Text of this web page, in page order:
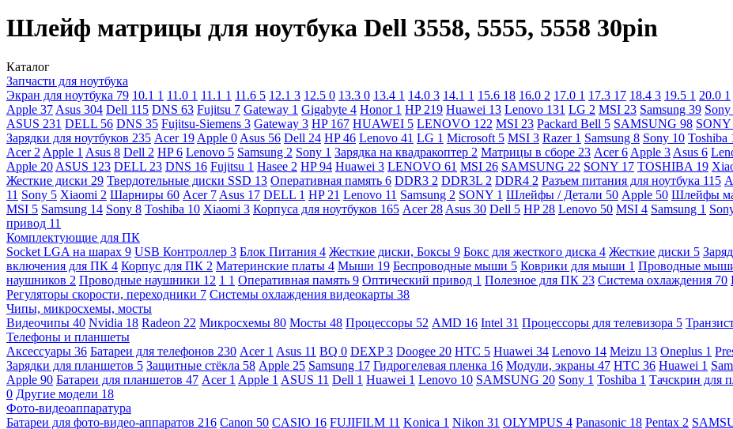
Шлейф матрицы для ноутбука Dell 3558, 5555, 5558 30pin
Каталог
Запчасти для ноутбука
Экран для ноутбука 79 10.1 1 11.0 1 11.1 1 11.6 5 12.1 3 12.5 0 13.3 0 13.4 1 14.0 3 14.1 1 15.6 18 16.0 2 17.0 1 17.3 17 18.4 3 19.5 1 20.0 1
Apple 37 Asus 304 Dell 115 DNS 63 Fujitsu 7 Gateway 1 Gigabyte 4 Honor 1 HP 219 Huawei 13 Lenovo 131 LG 2 MSI 23 Samsung 39 Sony
ASUS 231 DELL 56 DNS 35 Fujitsu-Siemens 3 Gateway 3 HP 167 HUAWEI 5 LENOVO 122 MSI 23 Packard Bell 5 SAMSUNG 98 SONY
Зарядки для ноутбуков 235 Acer 19 Apple 0 Asus 56 Dell 24 HP46 Lenovo 41 LG 1 Microsoft 5 MSI 3 Razer 1 Samsung 8 Sony 10 Toshiba
Acer 2 Apple 1 Asus 8 Dell 2 HP6 Lenovo 5 Samsung 2 Sony 1 Зарядка на квадракоптер 2 Матрицы в сборе 23 Acer6 Apple 3 Asus 6
Apple 20 ASUS 123 DELL 23 DNS 16 Fujitsu 1 Hasee 2 HP94 Huawei 3 LENOVO 61 MSI 26 SAMSUNG 22 SONY 17 TOSHIBA 19
Жесткие диски 29 Твердотельные диски SSD 13 Оперативная память 6 DDR3 2 DDR3L 2 DDR4 2 Разъем питания для ноутбука 115
11 Sony 5 Xiaomi 2 Шарниры 60 Acer 7 Asus 17 DELL 1 HP 21 Lenovo 11 Samsung 2 SONY 1 Шлейфы / Детали 50 Apple 50 Шлейфы
MSI 5 Samsung 14 Sony 8 Toshiba 10 Xiaomi 3 Корпуса для ноутбуков 165 Acer 28 Asus 30 Dell 5 HP 28 Lenovo 50 MSI 4 Samsung 1
привод 11
Комплектующие для ПК
Socket LGA на шарах 9 USB Контроллер 3 Блок Питания 4 Жесткие диски, Боксы 9 Бокс для жесткого диска 4 Жесткие диски 5
включения для ПК 4 Корпус для ПК 2 Материнские платы 4 Мыши 19 Беспроводные мыши 5 Коврики для мыши 1 Проводные
наушников 2 Проводные наушники 12 1 1 Оперативная память 9 Оптический привод 1 Полезное для ПК 23 Система охлаждения 70
Регуляторы скорости, переходники 7 Системы охлаждения видеокарты 38
Чипы, микросхемы, мосты
Видеочипы 40 Nvidia 18 Radeon 22 Микросхемы 80 Мосты 48 Процессоры 52 AMD 16 Intel 31 Процессоры для телевизора 5
Телефоны и планшеты
Аксессуары 36 Батареи для телефонов 230 Acer 1 Asus 11 BQ 0 DEXP3 Doogee 20 HTC 5 Huawei 34 Lenovo 14 Meizu 13 Oneplus 1
Зарядки для планшетов 5 Защитные стёкла 58 Apple 25 Samsung 17 Гидрогелевая пленка 16 Модули, экраны 47 HTC 36 Huawei 1
Apple 90 Батареи для планшетов 47 Acer 1 Apple 1 ASUS 11 Dell 1 Huawei 1 Lenovo 10 SAMSUNG 20 Sony 1 Toshiba 1 Тачскрин для
0 Другие модели 18
Фото-видеоаппаратура
Батареи для фото-видео-аппаратов 216 Canon 50 CASIO 16 FUJIFILM 11 Konica 1 Nikon 31 OLYMPUS 4 Panasonic 18 Pentax 2